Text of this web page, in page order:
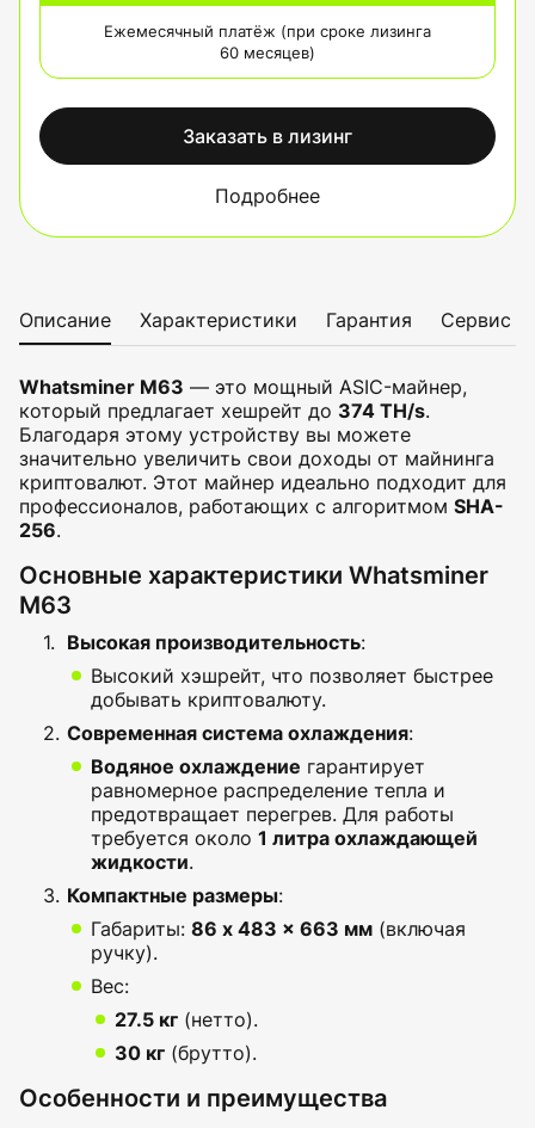
Ежемесячный платёж (при сроке лизинга
60 месяцев)
Заказать в лизинг
Подробнее
Описание Характеристики Гарантия Сервис
Whatsminer M63 — это мощный ASIC-майнер,
который предлагает хешрейт до 374 TH/s.
Благодаря этому устройству вы можете
значительно увеличить свои доходы от майнинга
криптовалют. Этот майнер идеально подходит для
профессионалов, работающих с алгоритмом SHA-
256.
Основные характеристики Whatsminer
M63
Высокая производительность:
Высокий хэшрейт, что позволяет быстрее
добывать криптовалюту.
Современная система охлаждения:
Водяное охлаждение гарантирует
равномерное распределение тепла и
предотвращает перегрев. Для работы
требуется около 1 литра охлаждающей
жидкости.
Компактные размеры:
Габариты: 86 x 483 x 663 мм (включая
ручку).
Вес:
27.5 кг (нетто).
30 кг (брутто).
Особенности и преимущества